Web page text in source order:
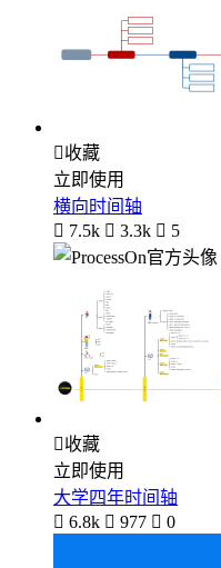
收藏
立即使用
横向时间轴
 7.5k  3.3k  5
收藏
立即使用
大学四年时间轴
 6.8k  977  0